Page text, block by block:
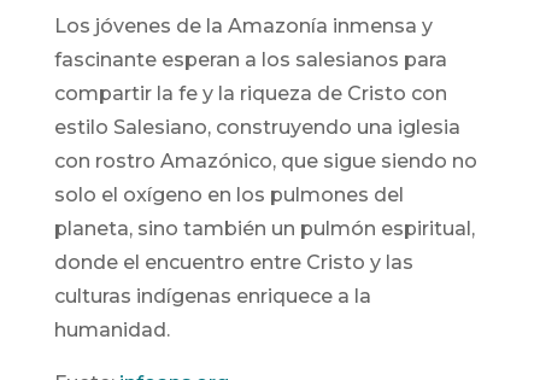
Los jóvenes de la Amazonía inmensa y
fascinante esperan a los salesianos para
compartir la fe y la riqueza de Cristo con
estilo Salesiano, construyendo una iglesia
con rostro Amazónico, que sigue siendo no
solo el oxígeno en los pulmones del
planeta, sino también un pulmón espiritual,
donde el encuentro entre Cristo y las
culturas indígenas enriquece a la
humanidad.